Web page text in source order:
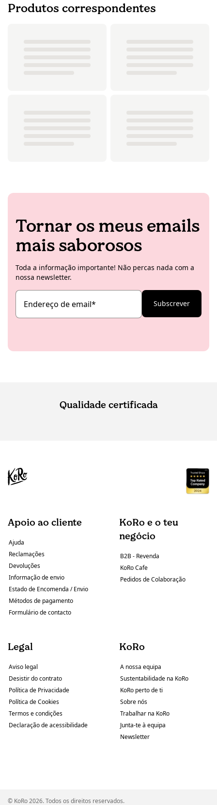
Produtos correspondentes
Tornar os meus emails
mais saborosos
Toda a informação importante! Não percas nada com a
nossa newsletter.
Endereço de email* Subscrever
Qualidade certificada
Apoio ao cliente
Ajuda
Reclamações
Devoluções
Informação de envio
Estado de Encomenda / Envio
Métodos de pagamento
Formulário de contacto
KoRo e o teu
negócio
B2B - Revenda
KoRo Cafe
Pedidos de Colaboração
Legal
Aviso legal
Desistir do contrato
Política de Privacidade
Política de Cookies
Termos e condições
Declaração de acessibilidade
KoRo
A nossa equipa
Sustentabilidade na KoRo
KoRo perto de ti
Sobre nós
Trabalhar na KoRo
Junta-te à equipa
Newsletter
© KoRo 2026. Todos os direitos reservados.